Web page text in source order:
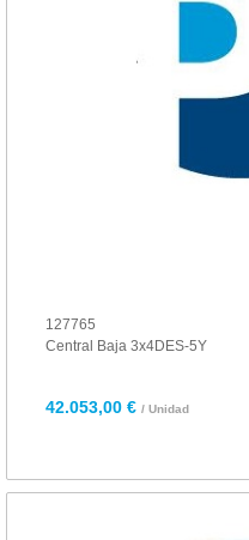
127765
Central Baja 3x4DES-5Y
42.053,00 € / Unidad